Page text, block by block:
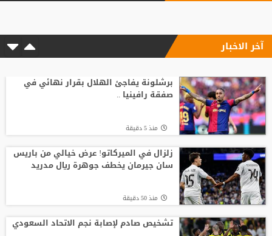
مأساة وفاة لاعب شاب
باريس سان جيرمان يتوصل إلى اتفاق مع
فيران توريس
وفاة والد ليونيل ميسي عن 68 عاما
آخر الاخبار
برشلونة يفاجئ الهلال بقرار نهائي في
صفقة رافينيا ..
منذ 5 دقيقة
زلزال في الميركاتو! عرض خيالي من باريس
سان جيرمان يخطف جوهرة ريال مدريد
منذ 50 دقيقة
تشخيص صادم لإصابة نجم الاتحاد السعودي